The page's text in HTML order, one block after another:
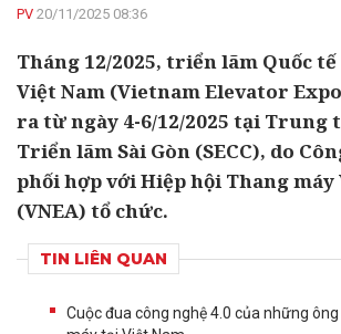
PV 20/11/2025 08:36
Tháng 12/2025, triển lãm Quốc
Việt Nam (Vietnam Elevator
ra từ ngày 4-6/12/2025 tại Trung
Triển lãm Sài Gòn (SECC), do
phối hợp với Hiệp hội Thang máy
(VNEA) tổ chức.
TIN LIÊN QUAN
Cuộc đua công nghệ 4.0 của những